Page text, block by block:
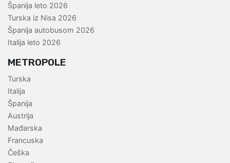
Španija leto 2026
Turska iz Nisa 2026
Španija autobusom 2026
Italija leto 2026
METROPOLE
Turska
Italija
Španija
Austrija
Mađarska
Francuska
Češka